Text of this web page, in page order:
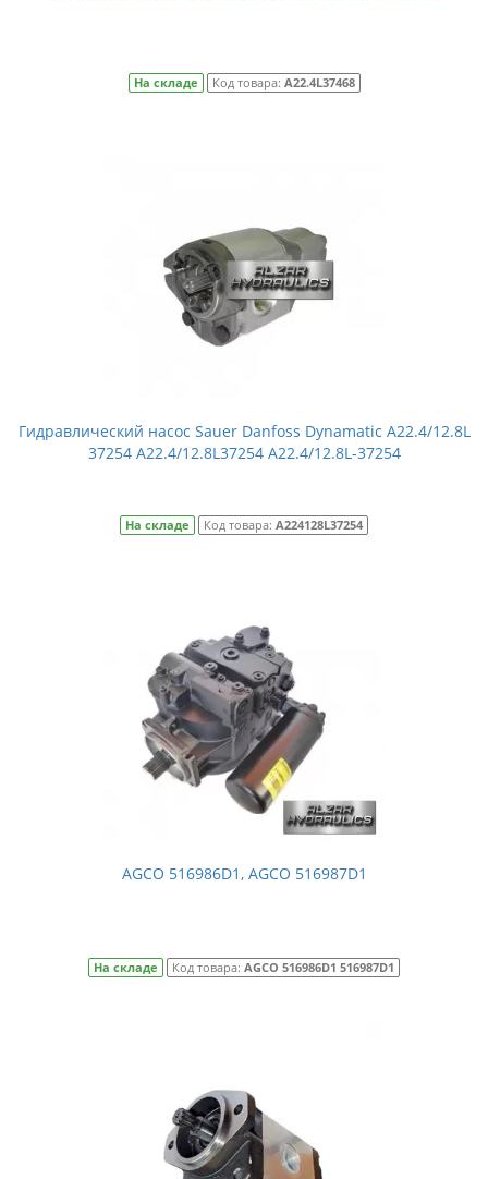
На складе Код товара: A22.4L37468
Гидравлический насос Sauer Danfoss Dynamatic A22.4/12.8L
37254 A22.4/12.8L37254 A22.4/12.8L-37254
На складе Код товара: A224128L37254
AGCO 516986D1, AGCO 516987D1
На складе Код товара: AGCO 516986D1 516987D1